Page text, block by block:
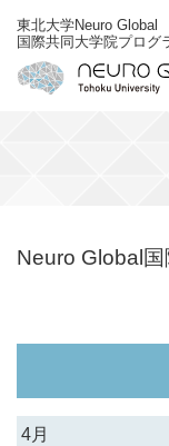
東北大学Neuro Global
国際共同大学院プログ
Neuro Global
4月